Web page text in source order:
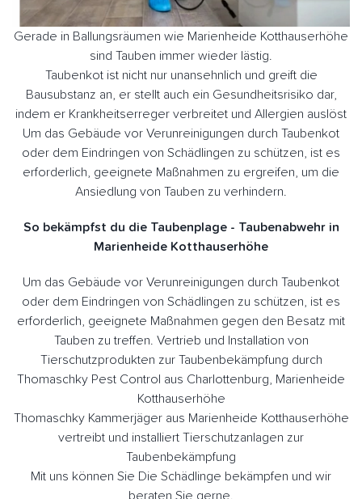
Gerade in Ballungsräumen wie Marienheide Kotthauserhöhe
sind Tauben immer wieder lästig.
Taubenkot ist nicht nur unansehnlich und greift die
Bausubstanz an, er stellt auch ein Gesundheitsrisiko dar,
indem er Krankheitserreger verbreitet und Allergien auslöst
Um das Gebäude vor Verunreinigungen durch Taubenkot
oder dem Eindringen von Schädlingen zu schützen, ist es
erforderlich, geeignete Maßnahmen zu ergreifen, um die
Ansiedlung von Tauben zu verhindern.
So bekämpfst du die Taubenplage - Taubenabwehr in
Marienheide Kotthauserhöhe
Um das Gebäude vor Verunreinigungen durch Taubenkot
oder dem Eindringen von Schädlingen zu schützen, ist es
erforderlich, geeignete Maßnahmen gegen den Besatz mit
Tauben zu treffen. Vertrieb und Installation von
Tierschutzprodukten zur Taubenbekämpfung durch
Thomaschky Pest Control aus Charlottenburg, Marienheide
Kotthauserhöhe
Thomaschky Kammerjäger aus Marienheide Kotthauserhöhe
vertreibt und installiert Tierschutzanlagen zur
Taubenbekämpfung
Mit uns können Sie Die Schädlinge bekämpfen und wir
beraten Sie gerne.